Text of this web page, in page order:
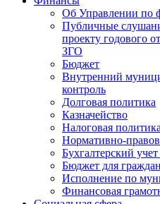
Об Управлении по
Публичные
проекту годового
ЗГО
Бюджет
Внутренний
контроль
Долговая политика
Казначейство
Налоговая политика
Нормативно-
Бухгалтерский
Бюджет для граждан
Исполнение по
Финансовая